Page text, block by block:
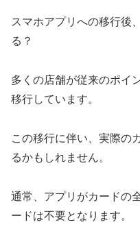
スマホアプリへの移行後
る？
多くの店舗が従来のポイ
移行しています。
この移行に伴い、実際の
るかもしれません。
通常、アプリがカードの
ードは不要となります。